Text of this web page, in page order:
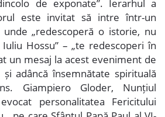
de exponate”. Ierarhul a
este invitat să intre într-un
unde „redescoperă o istorie, nu
Hossu” – „te redescoperi în
un mesaj la acest eveniment de
adâncă însemnătate spirituală
Giampiero Gloder, Nunțiul
personalitatea Fericitului